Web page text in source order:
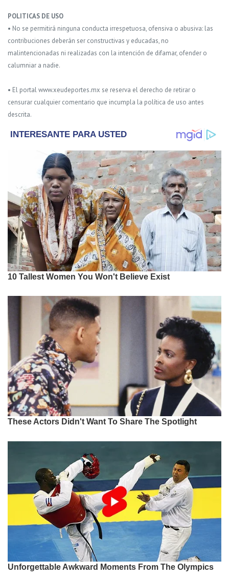
POLITICAS DE USO
• No se permitirá ninguna conducta irrespetuosa, ofensiva o abusiva: las
contribuciones deberán ser constructivas y educadas, no
malintencionadas ni realizadas con la intención de difamar, ofender o
calumniar a nadie.
• El portal www.xeudeportes.mx se reserva el derecho de retirar o
censurar cualquier comentario que incumpla la política de uso antes
descrita.